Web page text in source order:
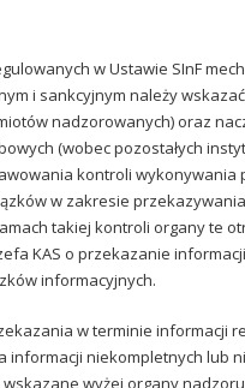
w Ustawie SInF
i sankcyjnym należy
nadzorowanych) oraz
(wobec pozostałych
kontroli wykonywania
w zakresie
takiej kontroli organy te
KAS o przekazanie
informacyjnych.
w terminie informacji
informacji niekompletnych lub
wyżej organy